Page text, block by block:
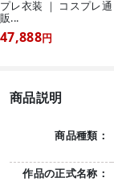
プレ衣装 ｜ コスプレ通
販...
47,888円
商品説明
商品種類：
作品の正式名称：